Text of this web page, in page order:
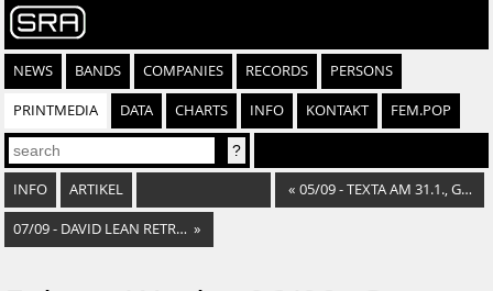
NEWS BANDS COMPANIES RECORDS PERSONS
PRINTMEDIA DATA CHARTS INFO KONTAKT FEM.POP
INFO ARTIKEL « 05/09 - TEXTA AM 31.1., GASOMETER
07/09 - DAVID LEAN RETROSPEKTIVE: LAWRENCE OF ARABIA »